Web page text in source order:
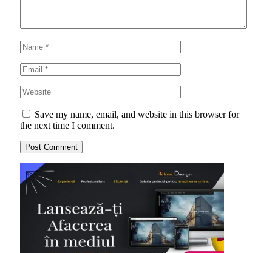
Save my name, email, and website in this browser for
the next time I comment.